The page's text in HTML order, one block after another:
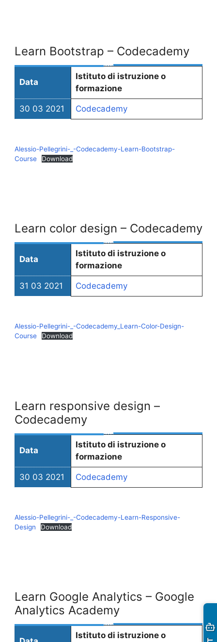
Learn Bootstrap – Codecademy
Data
Istituto di istruzione o
formazione
30 03 2021 Codecademy
Alessio-Pellegrini-_-Codecademy-Learn-Bootstrap-
Course
Download
Learn color design – Codecademy
Data
Istituto di istruzione o
formazione
31 03 2021 Codecademy
Alessio-Pellegrini-_-Codecademy_Learn-Color-Design-
Course
Download
Learn responsive design –
Codecademy
Data
Istituto di istruzione o
formazione
30 03 2021 Codecademy
Alessio-Pellegrini-_-Codecademy-Learn-Responsive-
Design
Download
Learn Google Analytics – Google
Analytics Academy
Istituto di istruzione o